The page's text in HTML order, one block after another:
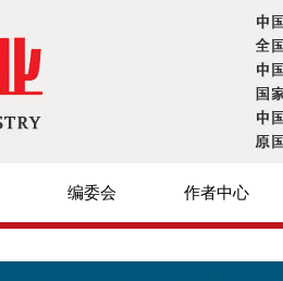
编委会 作者中心